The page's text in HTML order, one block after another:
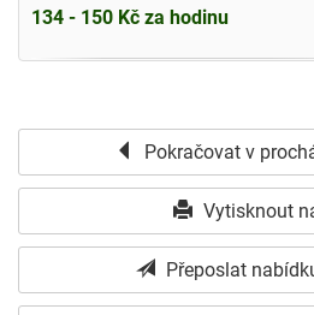
134 - 150 Kč za hodinu
Pokračovat v
Vytisknout
Přeposlat